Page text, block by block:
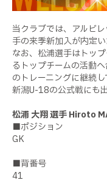
当クラブでは、アルビ
手の来季新加入が内定
なお、松浦選手はトッ
るトップチームの活動
のトレーニングに継続
新潟U-18の公式戦にも
松浦 大翔 選手 Hiroto
■ポジション
GK
■背番号
41